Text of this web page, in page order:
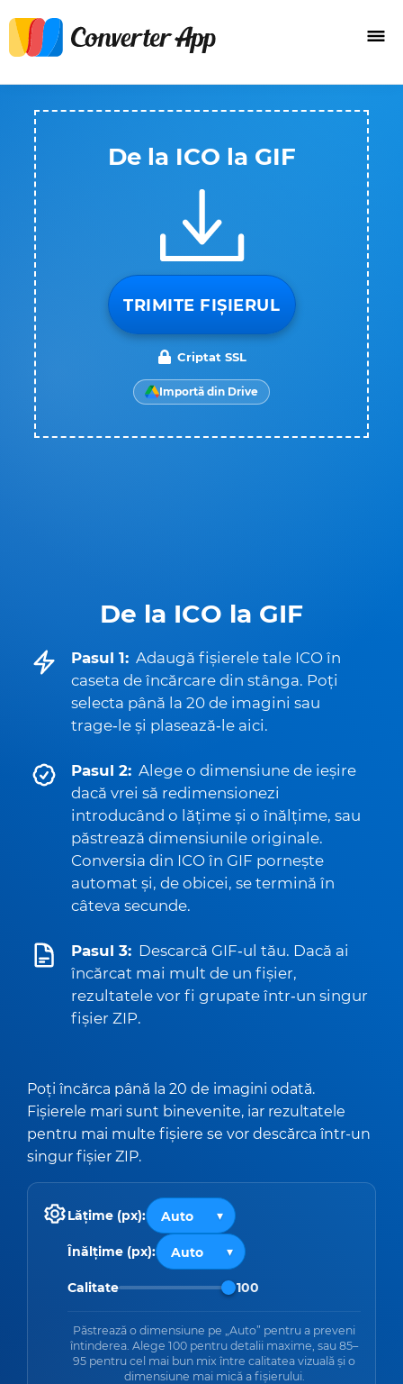
De la ICO la GIF
Pasul 1: Adaugă fișierele tale ICO în
caseta de încărcare din stânga. Poți
selecta până la 20 de imagini sau
trage‑le și plasează‑le aici.
Pasul 2: Alege o dimensiune de ieșire
dacă vrei să redimensionezi
introducând o lățime și o înălțime, sau
păstrează dimensiunile originale.
Conversia din ICO în GIF pornește
automat și, de obicei, se termină în
câteva secunde.
Pasul 3: Descarcă GIF‑ul tău. Dacă ai
încărcat mai mult de un fișier,
rezultatele vor fi grupate într‑un singur
fișier ZIP.
Poți încărca până la 20 de imagini odată.
Fișierele mari sunt binevenite, iar rezultatele
pentru mai multe fișiere se vor descărca într-un
singur fișier ZIP.
Lățime (px):
Înălțime (px):
Calitate 100
Păstrează o dimensiune pe „Auto” pentru a preveni
întinderea. Alege 100 pentru detalii maxime, sau 85–
95 pentru cel mai bun mix între calitatea vizuală și o
dimensiune mai mică a fișierului.
De la ICO la GIF
TRIMITE FIȘIERUL
Criptat SSL
Importă din Drive